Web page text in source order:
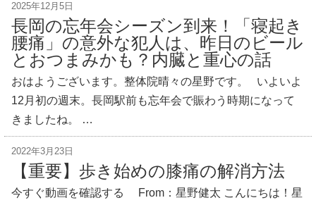
2025年12月5日
長岡の忘年会シーズン到来！「寝起き
腰痛」の意外な犯人は、昨日のビール
とおつまみかも？内臓と重心の話
おはようございます。整体院晴々の星野です。 いよいよ
12月初の週末。長岡駅前も忘年会で賑わう時期になって
きましたね。 …
2022年3月23日
【重要】歩き始めの膝痛の解消方法
今すぐ動画を確認する From：星野健太 こんにちは！星